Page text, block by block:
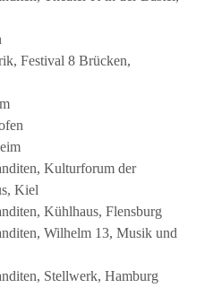
Festival 8 Brücken,
Kulturforum der
Kiel
Kühlhaus, Flensburg
Wilhelm 13, Musik und
Stellwerk, Hamburg